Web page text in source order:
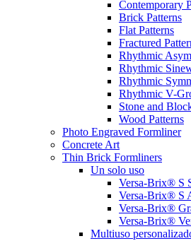
Contemporary
Brick Patterns
Flat Patterns
Fractured
Rhythmic
Rhythmic
Rhythmic
Rhythmic V-
Stone and
Wood Patterns
Photo Engraved Formliner
Concrete Art
Thin Brick Formliners
Un solo uso
Versa-Brix® S
Versa-Brix® S
Versa-Brix®
Versa-Brix®
Multiuso